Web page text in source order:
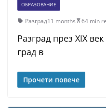
ОБРАЗОВАНИЕ
Разград11 months 64 min
Разград през XIX
град в
Прочети повече